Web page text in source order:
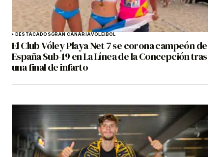
DESTACADOSGRAN CANARIAVOLEIBOL
El Club Vóley Playa Net 7 se corona campeón de
España Sub-19 en La Línea de la Concepción tras
una final de infarto